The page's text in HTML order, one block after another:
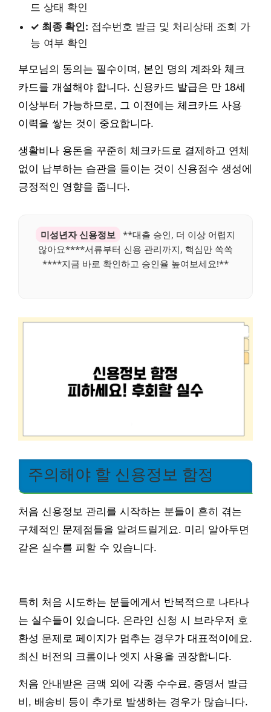
드 상태 확인
✓ 최종 확인: 접수번호 발급 및 처리상태 조회 가
능 여부 확인
부모님의 동의는 필수이며, 본인 명의 계좌와 체크
카드를 개설해야 합니다. 신용카드 발급은 만 18세
이상부터 가능하므로, 그 이전에는 체크카드 사용
이력을 쌓는 것이 중요합니다.
생활비나 용돈을 꾸준히 체크카드로 결제하고 연체
없이 납부하는 습관을 들이는 것이 신용점수 생성에
긍정적인 영향을 줍니다.
미성년자 신용정보 **대출 승인, 더 이상 어렵지
않아요****서류부터 신용 관리까지, 핵심만 쏙쏙
****지금 바로 확인하고 승인율 높여보세요!**
주의해야 할 신용정보 함정
처음 신용정보 관리를 시작하는 분들이 흔히 겪는
구체적인 문제점들을 알려드릴게요. 미리 알아두면
같은 실수를 피할 수 있습니다.
특히 처음 시도하는 분들에게서 반복적으로 나타나
는 실수들이 있습니다. 온라인 신청 시 브라우저 호
환성 문제로 페이지가 멈추는 경우가 대표적이에요.
최신 버전의 크롬이나 엣지 사용을 권장합니다.
처음 안내받은 금액 외에 각종 수수료, 증명서 발급
비, 배송비 등이 추가로 발생하는 경우가 많습니다.